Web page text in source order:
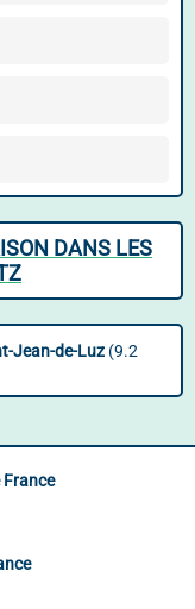
DANS LES
Jean-de-Luz (9.2
France